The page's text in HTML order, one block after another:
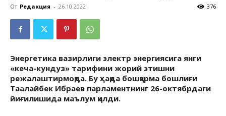
От Редакция - 26.10.2022 376
Энергетика вазирлиги электр энергиясига янги
«кеча-кундуз» тарифини жорий этишни
режалаштирмоқда. Бу ҳақда бошқарма бошлиғи
Таалайбек Ибраев парламентнинг 26-октябрдаги
йиғилишида маълум қилди.